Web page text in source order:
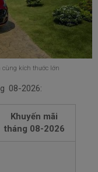
cùng kích thước lớn
08-2026:
Khuyến mãi
tháng 08-2026